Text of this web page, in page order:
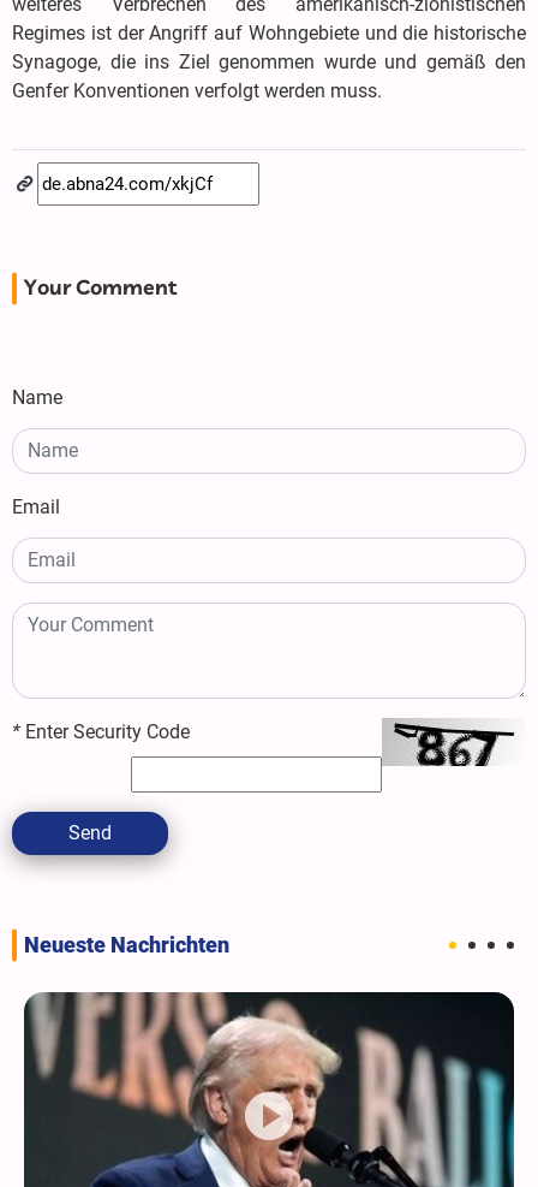
Regimes ist der Angriff auf Wohngebiete und die historische
Synagoge, die ins Ziel genommen wurde und gemäß den
Genfer Konventionen verfolgt werden muss.
Your Comment
Name
Email
* Enter Security Code
Send
Neueste Nachrichten